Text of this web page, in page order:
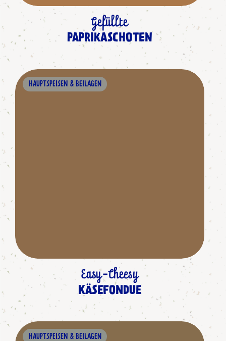
Gefüllte
PAPRIKASCHOTEN
HAUPTSPEISEN & BEILAGEN
Easy-Cheesy
KÄSEFONDUE
HAUPTSPEISEN & BEILAGEN